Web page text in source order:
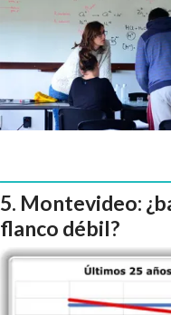
Montevideo:
flanco débil?